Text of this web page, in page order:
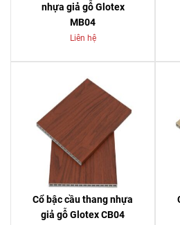
nhựa giả gỗ Glotex
MB04
Liên hệ
Cổ bậc cầu thang nhựa
giả gỗ Glotex CB04